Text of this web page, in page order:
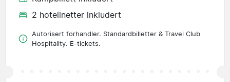
2 hotellnetter inkludert
Autorisert forhandler. Standardbilletter & Travel Club
Hospitality. E-tickets.